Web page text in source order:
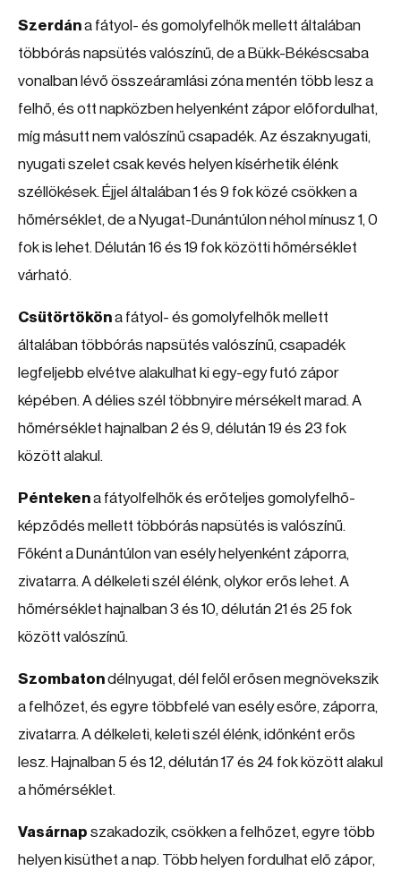
Szerdána fátyol- és gomolyfelhők mellett általában
többórás napsütés valószínű, de a Bükk-Békéscsaba
vonalban lévő összeáramlási zóna mentén több lesz a
felhő, és ott napközben helyenként zápor előfordulhat,
míg másutt nem valószínű csapadék. Az északnyugati,
nyugati szelet csak kevés helyen kísérhetik élénk
széllökések. Éjjel általában 1 és 9 fok közé csökken a
hőmérséklet, de a Nyugat-Dunántúlon néhol mínusz 1, 0
fok is lehet. Délután 16 és 19 fok közötti hőmérséklet
várható.
Csütörtököna fátyol- és gomolyfelhők mellett
általában többórás napsütés valószínű, csapadék
legfeljebb elvétve alakulhat ki egy-egy futó zápor
képében. A délies szél többnyire mérsékelt marad. A
hőmérséklet hajnalban 2 és 9, délután 19 és 23 fok
között alakul.
Péntekena fátyolfelhők és erőteljes gomolyfelhő-
képződés mellett többórás napsütés is valószínű.
Főként a Dunántúlon van esély helyenként záporra,
zivatarra. A délkeleti szél élénk, olykor erős lehet. A
hőmérséklet hajnalban 3 és 10, délután 21 és 25 fok
között valószínű.
Szombatondélnyugat, dél felől erősen megnövekszik
a felhőzet, és egyre többfelé van esély esőre, záporra,
zivatarra. A délkeleti, keleti szél élénk, időnként erős
lesz. Hajnalban 5 és 12, délután 17 és 24 fok között alakul
a hőmérséklet.
Vasárnap szakadozik, csökken a felhőzet, egyre több
helyen kisüthet a nap. Több helyen fordulhat elő zápor,